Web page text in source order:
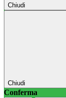
Chiudi
Chiudi
Conferma